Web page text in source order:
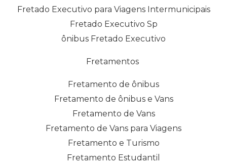
Fretado Executivo para Viagens Intermunicipais
Fretado Executivo Sp
ônibus Fretado Executivo
Fretamentos
Fretamento de ônibus
Fretamento de ônibus e Vans
Fretamento de Vans
Fretamento de Vans para Viagens
Fretamento e Turismo
Fretamento Estudantil